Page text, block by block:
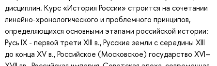
дисциплин. Курс «История России» строится на сочетании
линейно-хронологического и проблемного принципов,
определяющихся основными этапами российской истории:
Русь IX - первой трети XIII в., Русские земли с середины XIII
до конца XV в., Российское (Московское) государство XVI–